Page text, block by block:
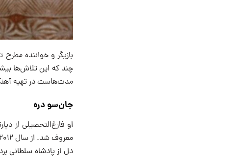
بازیگر و خواننده
چند که این تلاش‌ها
مدت‌هاست در تهیه
جان‌سو دره
او فارغ‌التحصیلی از
دل از پادشاه سلطانی